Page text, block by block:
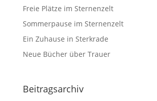
Freie Plätze im Sternenzelt
Sommerpause im Sternenzelt
Ein Zuhause in Sterkrade
Neue Bücher über Trauer
Beitragsarchiv